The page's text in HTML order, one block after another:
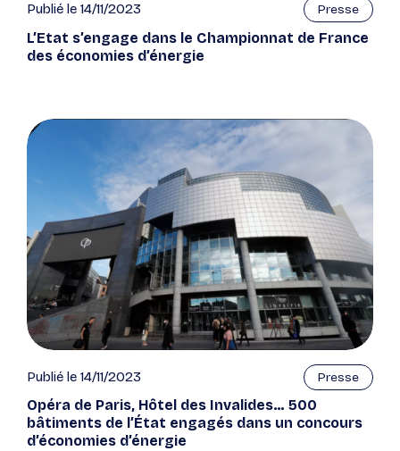
Publié le 14/11/2023 Presse
L’Etat s’engage dans le Championnat de France
des économies d’énergie
Publié le 14/11/2023 Presse
Opéra de Paris, Hôtel des Invalides… 500
bâtiments de l’État engagés dans un concours
d’économies d’énergie